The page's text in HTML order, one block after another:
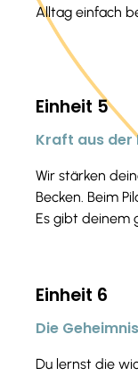
Alltag einfach
Einheit 5
Kraft aus
Wir stärken
Becken. Beim
Es gibt deinem
Einheit 6
Die
Du lernst die